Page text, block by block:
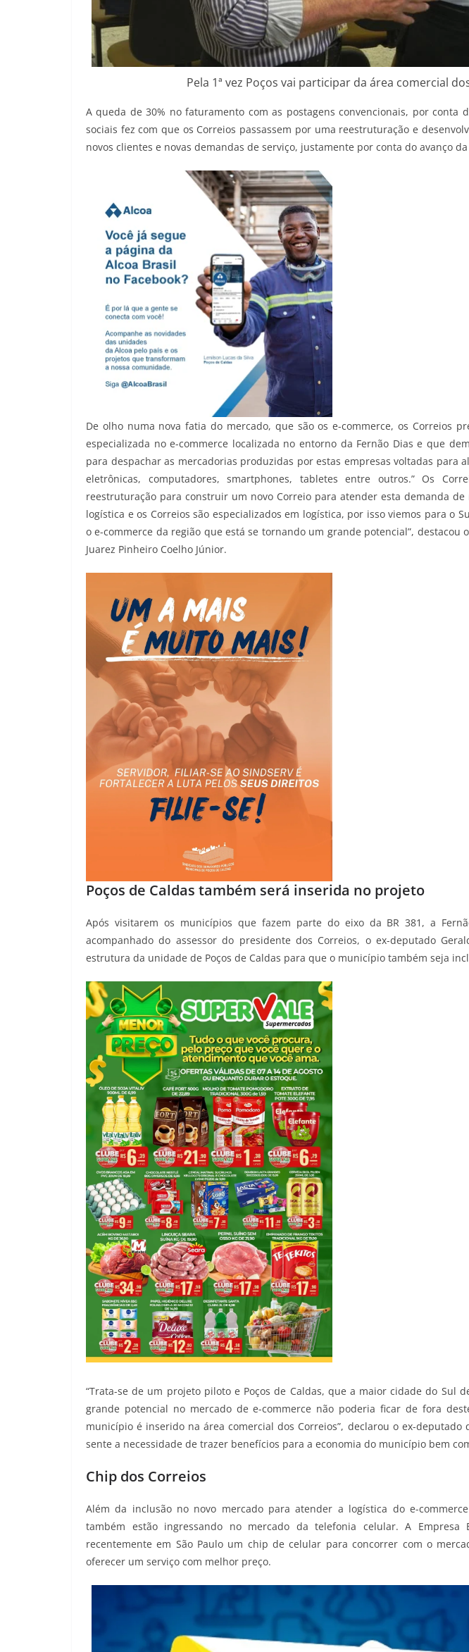
Pela 1ª vez Poços vai participar da área comercial
A queda de 30% no faturamento com as postagens convencionais, por conta
sociais fez com que os Correios passassem por uma reestruturação e
novos clientes e novas demandas de serviço, justamente por conta do avanço
De olho numa nova fatia do mercado, que são os e-commerce, os Correios
especializada no e-commerce localizada no entorno da Fernão Dias e que
para despachar as mercadorias produzidas por estas empresas voltadas para
eletrônicas, computadores, smartphones, tabletes entre outros.” Os
reestruturação para construir um novo Correio para atender esta demanda
logística e os Correios são especializados em logística, por isso viemos para o
o e-commerce da região que está se tornando um grande potencial”, destacou
Juarez Pinheiro Coelho Júnior.
Poços de Caldas também será inserida no projeto
Após visitarem os municípios que fazem parte do eixo da BR 381, a
acompanhado do assessor do presidente dos Correios, o ex-deputado
estrutura da unidade de Poços de Caldas para que o município também seja
“Trata-se de um projeto piloto e Poços de Caldas, que a maior cidade do Sul
grande potencial no mercado de e-commerce não poderia ficar de fora
município é inserido na área comercial dos Correios”, declarou o ex-deputado
sente a necessidade de trazer benefícios para a economia do município bem
Chip dos Correios
Além da inclusão no novo mercado para atender a logística do e-
também estão ingressando no mercado da telefonia celular. A Empresa
recentemente em São Paulo um chip de celular para concorrer com o
oferecer um serviço com melhor preço.